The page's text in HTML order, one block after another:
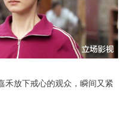
禾放下戒心的观众，瞬间又紧